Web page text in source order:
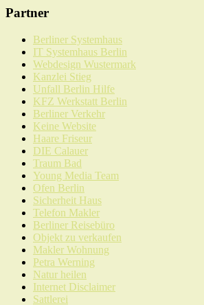
Partner
Berliner Systemhaus
IT Systemhaus Berlin
Webdesign Wustermark
Kanzlei Stieg
Unfall Berlin Hilfe
KFZ Werkstatt Berlin
Berliner Verkehr
Keine Website
Haare Friseur
DIE Calauer
Traum Bad
Young Media Team
Ofen Berlin
Sicherheit Haus
Telefon Makler
Berliner Reisebüro
Objekt zu verkaufen
Makler Wohnung
Petra Werning
Natur heilen
Internet Disclaimer
Sattlerei